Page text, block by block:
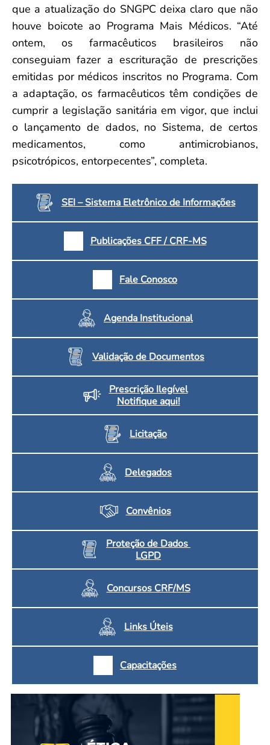
que a atualização do SNGPC deixa claro que não
houve boicote ao Programa Mais Médicos. “Até
ontem, os farmacêuticos brasileiros não
conseguiam fazer a escrituração de prescrições
emitidas por médicos inscritos no Programa. Com
a adaptação, os farmacêuticos têm condições de
cumprir a legislação sanitária em vigor, que inclui
o lançamento de dados, no Sistema, de certos
medicamentos, como antimicrobianos,
psicotrópicos, entorpecentes”, completa.
SEI – Sistema Eletrônico de Informações
Publicações CFF / CRF-MS
Fale Conosco
Agenda Institucional
Validação de Documentos
Prescrição Ilegível
Notifique aqui!
Licitação
Delegados
Convênios
Proteção de Dados
LGPD
Concursos CRF/MS
Links Úteis
Capacitações